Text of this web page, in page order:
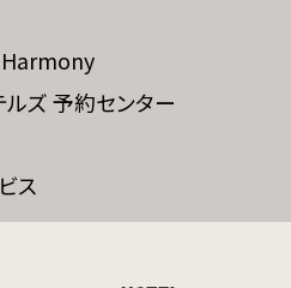
Harmony
ズ 予約センター
ス